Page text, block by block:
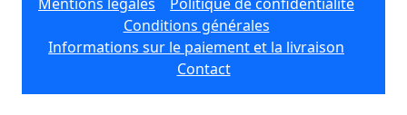
Conditions générales
Informations sur le paiement et la livraison
Contact